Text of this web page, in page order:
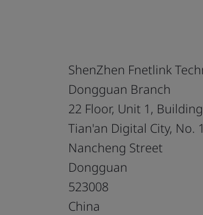
ShenZhen Fnetlink
Dongguan Branch
22 Floor, Unit 1,
Tian'an Digital City, No.
Nancheng Street
Dongguan
523008
China